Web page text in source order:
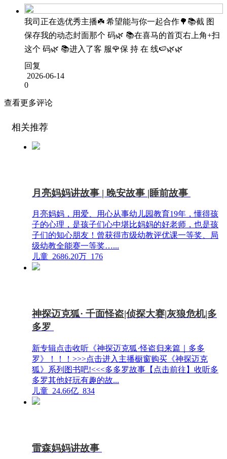
我司正在选优秀主播☘️ 希望能与你一起合作🌳📚截 图
保存我的动态封面那个 码🌿 📚在喜马的首页右上角+扫
这个 码🌿 📚进入了客 服🌹保 持 在 线🍉🌿🌿
回复
2026-06-14
0
查看更多评论
相关推荐
月亮妈妈讲故事 | 晚安故事 |睡前故事
月亮妈妈，用爱、用心从事幼儿园教育19年，懂得孩
子的心理，是孩子们心中堪比妈妈的好老师，也是孩
子们的知心朋友！曾获得市级幼教评优课一等奖、局
级幼教全能赛一等奖…...
儿童 2686.20万 176
神探迈克狐· 千面怪盗|侦探大赛|灰狼危机|多
多罗
新专辑点击收听《神探迈克狐·怪盗归来篇｜多多
罗》！！！>>>点击进入主播橱窗购买《神探迈克
狐》系列图书吧!<<<多多罗故事【点击前往】收听多
多罗其他好玩有趣的故...
儿童 24.66亿 834
雷森妈妈讲故事